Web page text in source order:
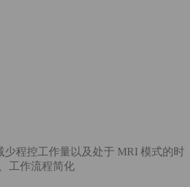
程控工作量以及处于 MRI 模式的时
工作流程简化